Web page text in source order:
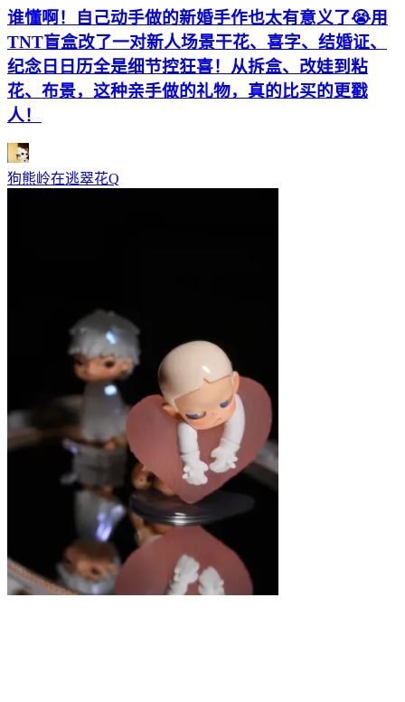
谁懂啊！自己动手做的新婚手作也太有意义了😭用
TNT盲盒改了一对新人场景干花、喜字、结婚证、
纪念日日历全是细节控狂喜！从拆盒、改娃到粘
花、布景，这种亲手做的礼物，真的比买的更戳
人！
狗熊岭在逃翠花Q